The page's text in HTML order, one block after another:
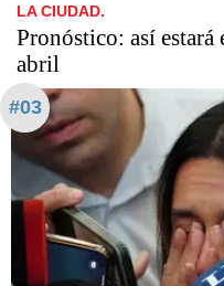
LA CIUDAD.
Pronóstico: así
abril
#03